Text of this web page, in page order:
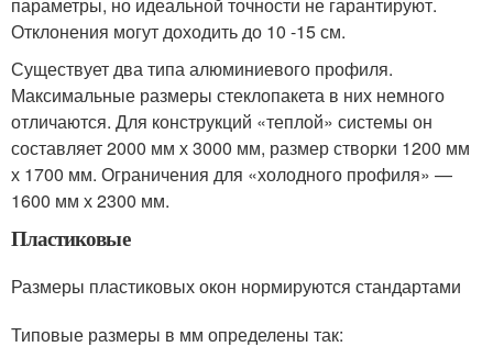
Отклонения могут доходить до 10 -15 см.
Существует два типа алюминиевого профиля.
Максимальные размеры стеклопакета в них немного
отличаются. Для конструкций «теплой» системы он
составляет 2000 мм х 3000 мм, размер створки 1200 мм
х 1700 мм. Ограничения для «холодного профиля» —
1600 мм х 2300 мм.
Пластиковые
Размеры пластиковых окон нормируются стандартами
Типовые размеры в мм определены так: